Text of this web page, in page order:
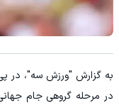
به گزارش "ورزش سه"، در پی